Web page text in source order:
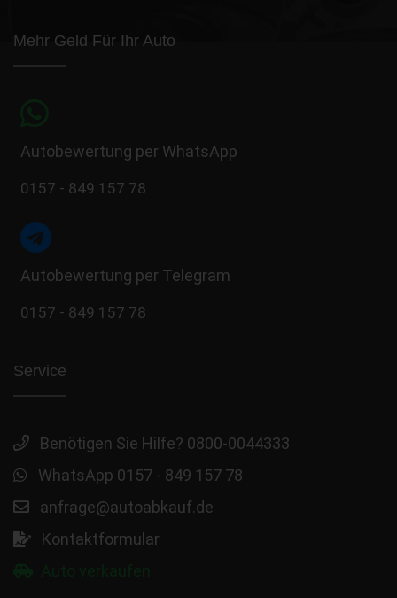
Mehr Geld Für Ihr Auto
Autobewertung per WhatsApp
0157 - 849 157 78
Autobewertung per Telegram
0157 - 849 157 78
Service
Benötigen Sie Hilfe? 0800-0044333
WhatsApp 0157 - 849 157 78
anfrage@autoabkauf.de
Kontaktformular